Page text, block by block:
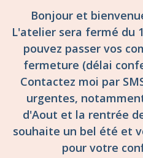
Bonjour et
L'atelier sera fermé du
pouvez passer vos
fermeture (délai
Contactez moi par
urgentes,
d'Aout et la rentrée
souhaite un bel été et
pour votre